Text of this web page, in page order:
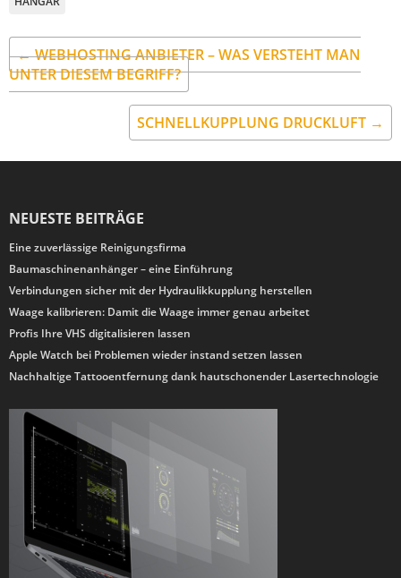
← WEBHOSTING ANBIETER – WAS VERSTEHT MAN
UNTER DIESEM BEGRIFF?
SCHNELLKUPPLUNG DRUCKLUFT →
NEUESTE BEITRÄGE
Eine zuverlässige Reinigungsfirma
Baumaschinenanhänger – eine Einführung
Verbindungen sicher mit der Hydraulikkupplung herstellen
Waage kalibrieren: Damit die Waage immer genau arbeitet
Profis Ihre VHS digitalisieren lassen
Apple Watch bei Problemen wieder instand setzen lassen
Nachhaltige Tattooentfernung dank hautschonender Lasertechnologie